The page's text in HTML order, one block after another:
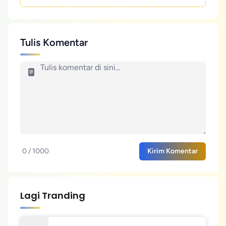
Tulis Komentar
0 / 1000 Kirim Komentar
Lagi Tranding